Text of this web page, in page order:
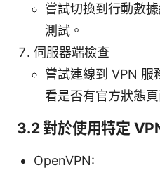
嘗試切換到行動數
測試。
伺服器端檢查
嘗試連線到 VPN 服
看是否有官方狀態頁
3.2 對於使用特定
OpenVPN: